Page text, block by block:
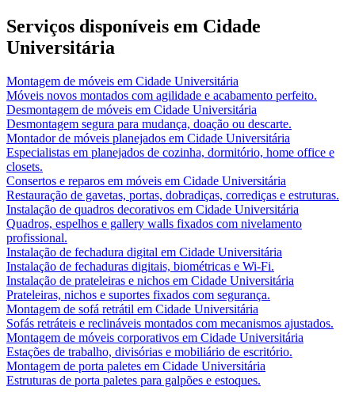
Serviços disponíveis em Cidade
Universitária
Montagem de móveis em Cidade Universitária
Móveis novos montados com agilidade e acabamento perfeito.
Desmontagem de móveis em Cidade Universitária
Desmontagem segura para mudança, doação ou descarte.
Montador de móveis planejados em Cidade Universitária
Especialistas em planejados de cozinha, dormitório, home office e
closets.
Consertos e reparos em móveis em Cidade Universitária
Restauração de gavetas, portas, dobradiças, corrediças e estruturas.
Instalação de quadros decorativos em Cidade Universitária
Quadros, espelhos e gallery walls fixados com nivelamento
profissional.
Instalação de fechadura digital em Cidade Universitária
Instalação de fechaduras digitais, biométricas e Wi-Fi.
Instalação de prateleiras e nichos em Cidade Universitária
Prateleiras, nichos e suportes fixados com segurança.
Montagem de sofá retrátil em Cidade Universitária
Sofás retráteis e reclináveis montados com mecanismos ajustados.
Montagem de móveis corporativos em Cidade Universitária
Estações de trabalho, divisórias e mobiliário de escritório.
Montagem de porta paletes em Cidade Universitária
Estruturas de porta paletes para galpões e estoques.